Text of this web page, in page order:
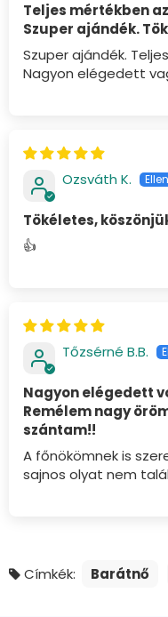
Teljes mértékben
Szuper ajándék.
Szuper ajándék.
Nagyon elégedett
Ozsváth K.
Tökéletes,
👍
Tőzsérné B.B.
Nagyon elégedett
Remélem nagy
szántam!!
A főnökömnek is
sajnos olyat nem
Címkék: Barátnő